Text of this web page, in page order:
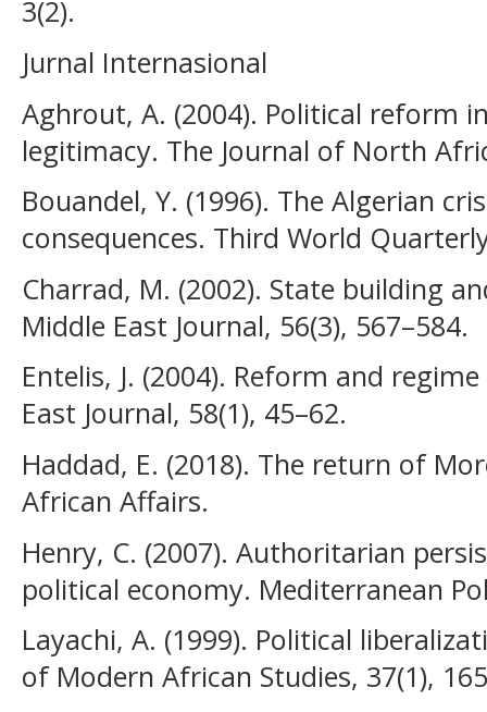
3(2).
Jurnal Internasional
Aghrout, A. (2004). Political reform
legitimacy. The Journal of North
Bouandel, Y. (1996). The Algerian
consequences. Third World
Charrad, M. (2002). State building
Middle East Journal, 56(3), 567–584.
Entelis, J. (2004). Reform and
East Journal, 58(1), 45–62.
Haddad, E. (2018). The return of
African Affairs.
Henry, C. (2007). Authoritarian
political economy. Mediterranean
Layachi, A. (1999). Political
of Modern African Studies, 37(1),